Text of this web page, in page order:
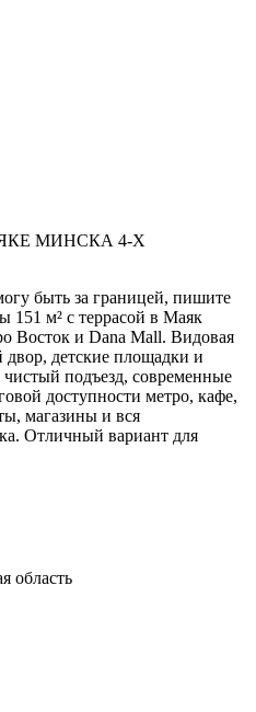
МИНСКА 4-Х
быть за границей, пишите
151 м² с террасой в Маяк
Восток и Dana Mall. Видовая
двор, детские площадки и
подъезд, современные
доступности метро, кафе,
магазины и вся
Отличный вариант для
область